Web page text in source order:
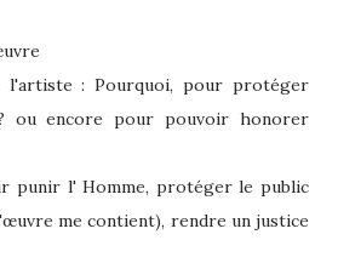
l'artiste : Pourquoi, pour protéger
ou encore pour pouvoir honorer
punir l' Homme, protéger le public
me contient), rendre un justice